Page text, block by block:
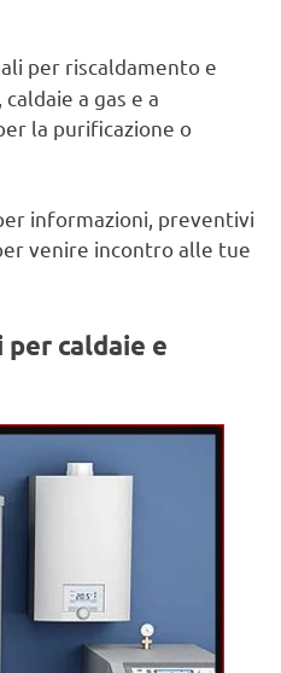
per riscaldamento e
a gas e a
la purificazione o
informazioni, preventivi
venire incontro alle tue
caldaie e